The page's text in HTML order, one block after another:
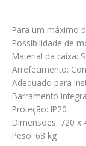
Para um máximo
Possibilidade de
Material da caixa:
Arrefecimento:
Adequado para
Barramento
Proteção: IP20
Dimensões: 720 x
Peso: 68 kg